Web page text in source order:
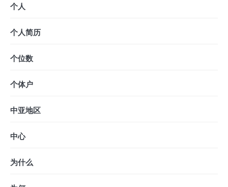
个人
个人简历
个位数
个体户
中亚地区
中心
为什么